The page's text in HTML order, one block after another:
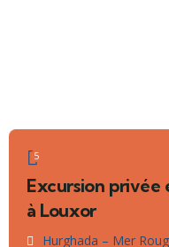
5
Excursion privée
à Louxor
Hurghada – Mer